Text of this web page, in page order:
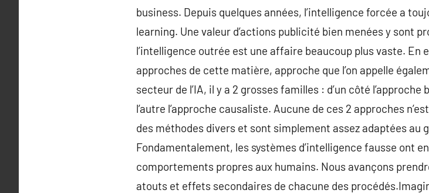
business. Depuis quelques années, l’intelligence forcée a
learning. Une valeur d’actions publicité bien menées y sont
l’intelligence outrée est une affaire beaucoup plus vaste. En
approches de cette matière, approche que l’on appelle
secteur de l’IA, il y a 2 grosses familles : d’un côté
l’autre l’approche causaliste. Aucune de ces 2 approches
des méthodes divers et sont simplement assez adaptées au
Fondamentalement, les systèmes d’intelligence fausse ont
comportements propres aux humains. Nous avançons
atouts et effets secondaires de chacune des